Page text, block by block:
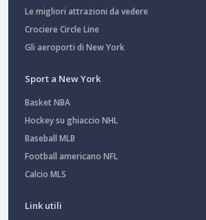
Le migliori attrazioni da vedere
Crociere Circle Line
Gli aeroporti di New York
Sport a New York
Basket NBA
Hockey su ghiaccio NHL
Baseball MLB
Football americano NFL
Calcio MLS
Link utili